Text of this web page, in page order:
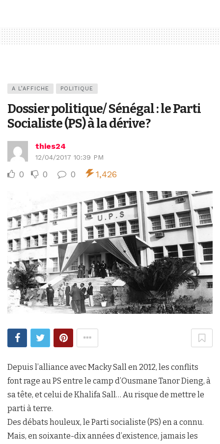
A L’AFFICHE POLITIQUE
Dossier politique/ Sénégal : le Parti
Socialiste (PS) à la dérive ?
thies24
12/04/2017 10:39 PM
0 0 0 1,426
Depuis l’alliance avec Macky Sall en 2012, les conflits
font rage au PS entre le camp d’Ousmane Tanor Dieng, à
sa tête, et celui de Khalifa Sall… Au risque de mettre le
parti à terre.
Des débats houleux, le Parti socialiste (PS) en a connu.
Mais, en soixante-dix années d’existence, jamais les